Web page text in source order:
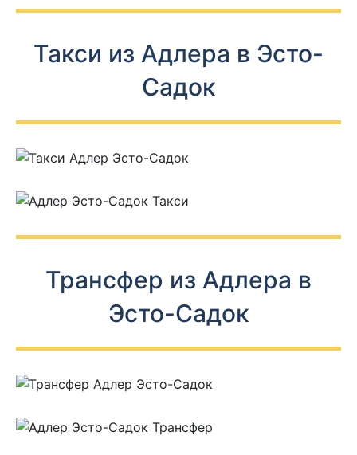
Такси из Адлера в Эсто-
Садок
Трансфер из Адлера в
Эсто-Садок